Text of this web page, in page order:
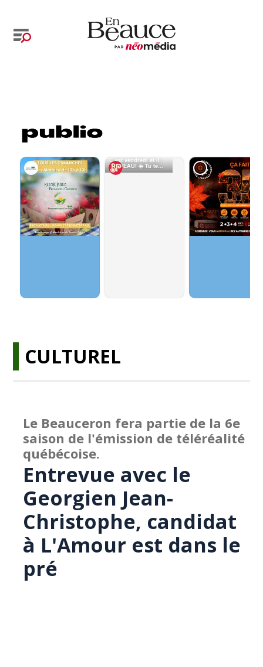
CULTUREL
Le Beauceron fera partie de la 6e
saison de l'émission de téléréalité
québécoise.
Entrevue avec le
Georgien Jean-
Christophe, candidat
à L'Amour est dans le
pré